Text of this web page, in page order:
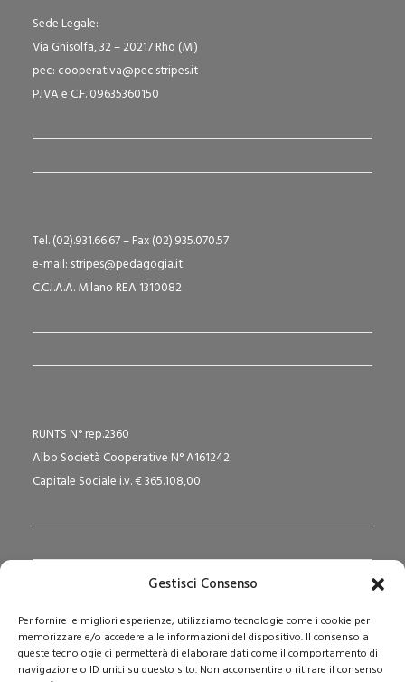
Gestisci Consenso
Per fornire le migliori esperienze, utilizziamo tecnologie come i cookie per
memorizzare e/o accedere alle informazioni del dispositivo. Il consenso a
queste tecnologie ci permetterà di elaborare dati come il comportamento di
navigazione o ID unici su questo sito. Non acconsentire o ritirare il consenso
Sede Legale:
Via Ghisolfa, 32 – 20217 Rho (MI)
pec: cooperativa@pec.stripes.it
P.IVA e C.F. 09635360150
Tel. (02).931.66.67 – Fax (02).935.070.57
e-mail: stripes@pedagogia.it
C.C.I.A.A. Milano REA 1310082
RUNTS N° rep.2360
Albo Società Cooperative N° A161242
Capitale Sociale i.v. € 365.108,00
Via San Domenico Savio, 6 – 20017 Rho (MI)
Reg. Tribunale: n. 187 del 29/03/97 | ISSN: 1593-2259
Web:www.pedagogia.it